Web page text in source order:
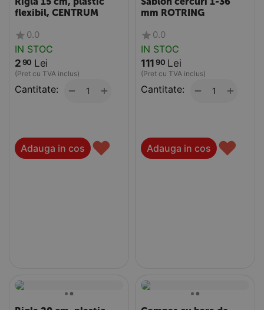
flexibil, CENTRUM
0.0
IN STOC
2 90 Lei
(Pret cu TVA inclus)
Cantitate: +
−
Adauga in cos ♥
mm ROTRING
0.0
IN STOC
111 90 Lei
(Pret cu TVA inclus)
Cantitate: +
−
Adauga in cos ♥